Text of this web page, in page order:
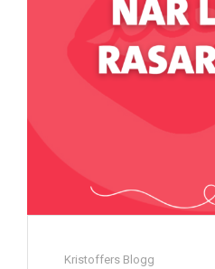
Kristoffers Blogg